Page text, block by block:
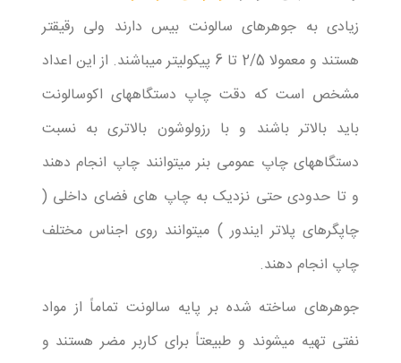
زیادی به جوهرهای سالونت بیس دارند ولی رقیقتر
هستند و معمولا 2/5 تا 6 پیکولیتر میباشند. از این اعداد
مشخص است که دقت چاپ دستگاههای اکوسالونت
باید بالاتر باشند و با رزولوشون بالاتری به نسبت
دستگاههای چاپ عمومی بنر میتوانند چاپ انجام دهند
و تا حدودی حتی نزدیک به چاپ های فضای داخلی (
چاپگرهای پلاتر ایندور ) میتوانند روی اجناس مختلف
چاپ انجام دهند.
جوهرهای ساخته شده بر پایه سالونت تماماً از مواد
نفتی تهیه میشوند و طبیعتاً برای کاربر مضر هستند و